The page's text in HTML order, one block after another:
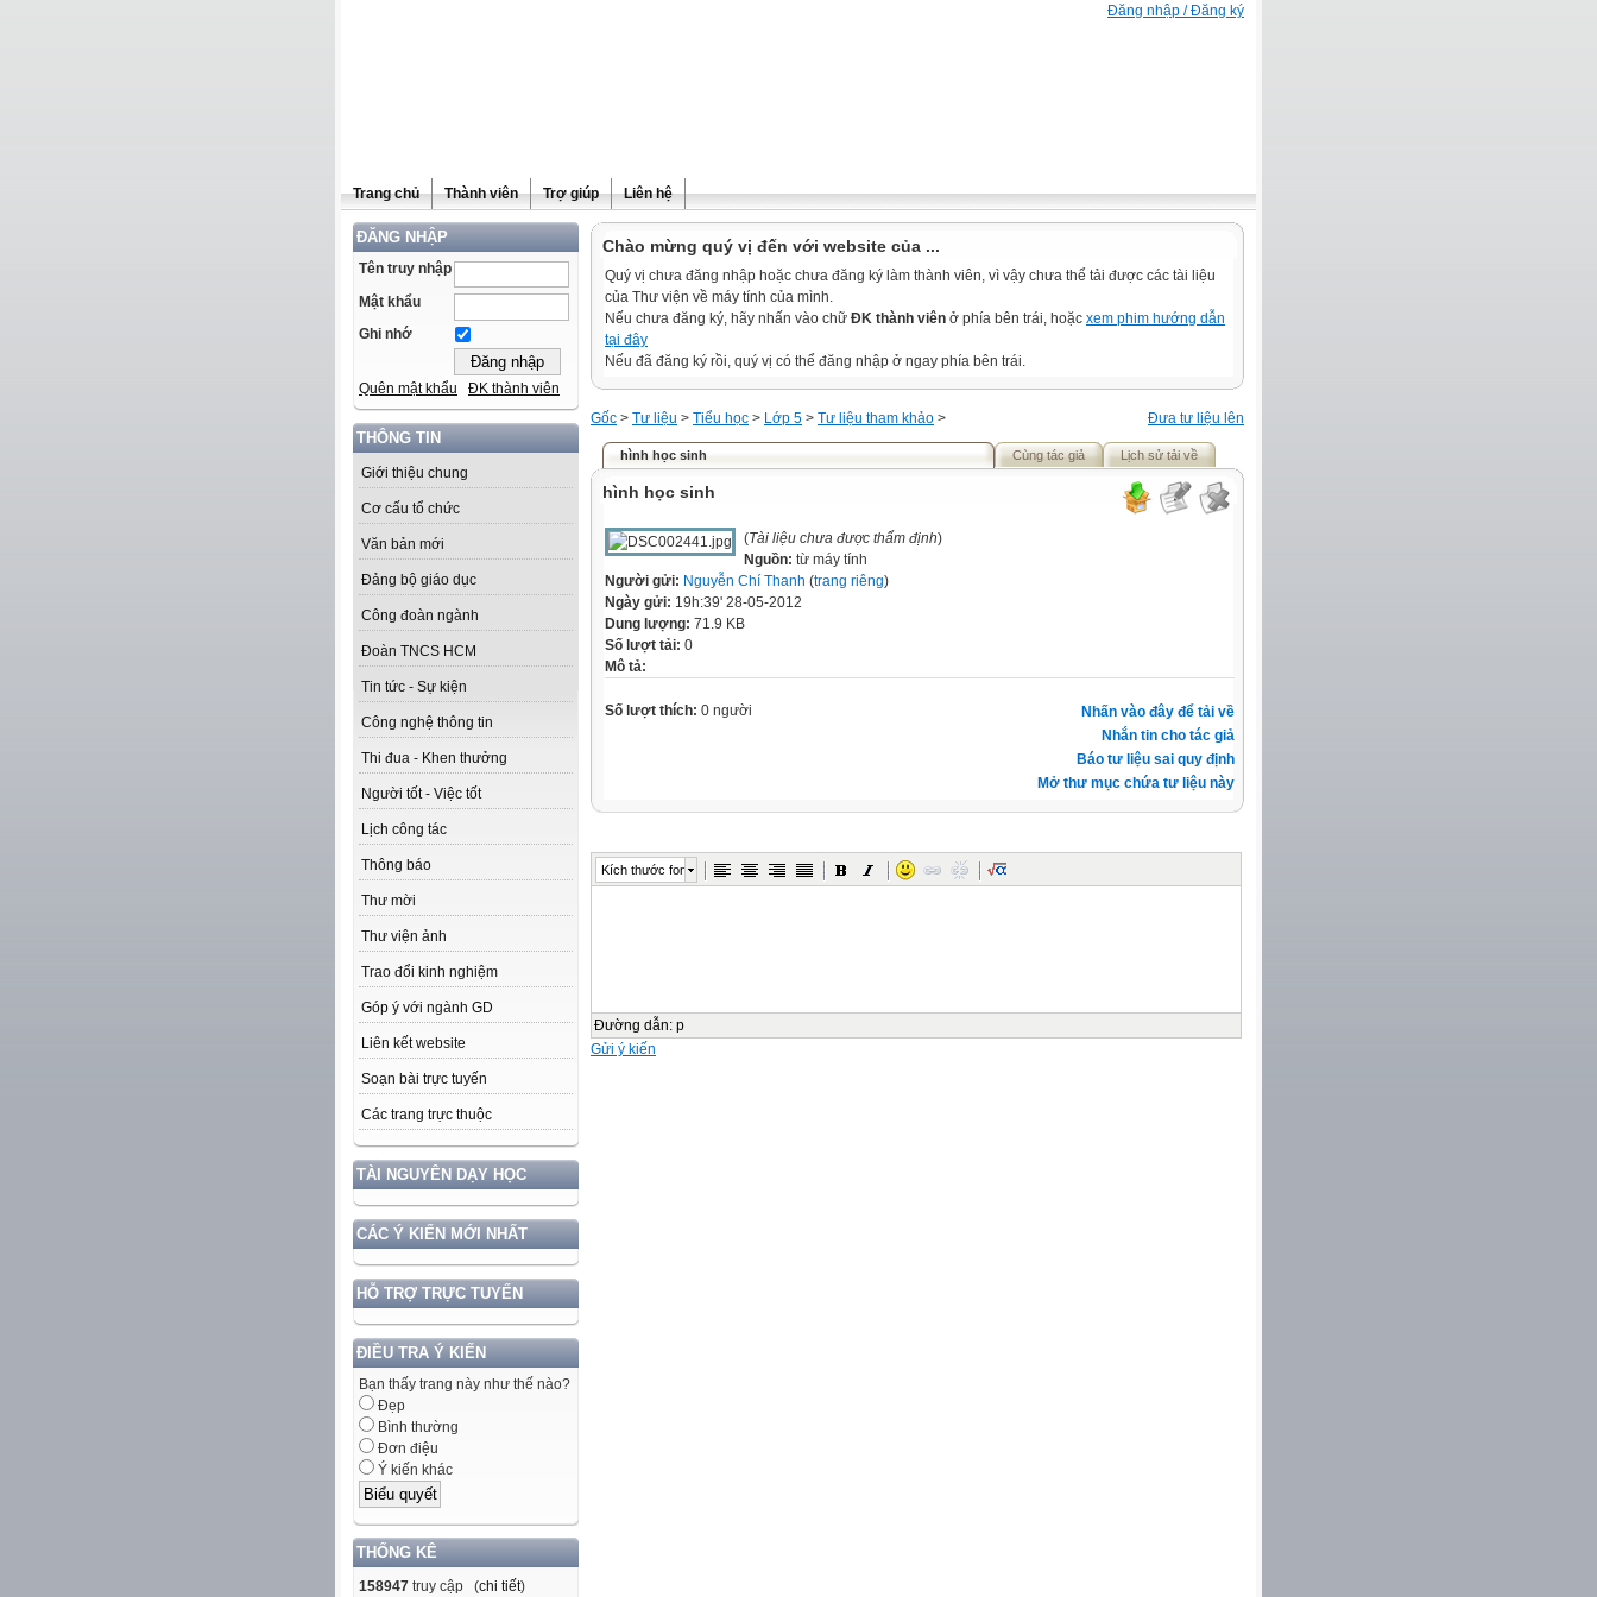
Đăng nhập / Đăng ký
Trang chủ Thành viên Trợ giúp Liên hệ
ĐĂNG NHẬP
Tên truy nhập
Mật khẩu
Ghi nhớ
Quên mật khẩu ĐK thành viên
THÔNG TIN
Giới thiệu chung
Cơ cấu tổ chức
Văn bản mới
Đảng bộ giáo dục
Công đoàn ngành
Đoàn TNCS HCM
Tin tức - Sự kiện
Công nghệ thông tin
Thi đua - Khen thưởng
Người tốt - Việc tốt
Lịch công tác
Thông báo
Thư mời
Thư viện ảnh
Trao đổi kinh nghiệm
Góp ý với ngành GD
Liên kết website
Soạn bài trực tuyến
Các trang trực thuộc
TÀI NGUYÊN DẠY HỌC
CÁC Ý KIẾN MỚI NHẤT
HỖ TRỢ TRỰC TUYẾN
ĐIỀU TRA Ý KIẾN
Bạn thấy trang này như thế nào?
Đẹp
Bình thường
Đơn điệu
Ý kiến khác
THỐNG KÊ
158947 truy cập (chi tiết)
Chào mừng quý vị đến với website của ...
Quý vị chưa đăng nhập hoặc chưa đăng ký làm thành viên, vì vậy chưa thể tải được các tài liệu
của Thư viện về máy tính của mình.
Nếu chưa đăng ký, hãy nhấn vào chữ ĐK thành viên ở phía bên trái, hoặc xem phim hướng dẫn
tại đây
Nếu đã đăng ký rồi, quý vị có thể đăng nhập ở ngay phía bên trái.
Đưa tư liệu lên
Gốc > Tư liệu > Tiểu học > Lớp 5 > Tư liệu tham khảo >
hình học sinh Cùng tác giả Lịch sử tải về
hình học sinh
(Tài liệu chưa được thẩm định)
Nguồn: từ máy tính
Người gửi: Nguyễn Chí Thanh (trang riêng)
Ngày gửi: 19h:39' 28-05-2012
Dung lượng: 71.9 KB
Số lượt tải: 0
Mô tả:
Nhấn vào đây để tải về
Nhắn tin cho tác giả
Báo tư liệu sai quy định
Mở thư mục chứa tư liệu này
Số lượt thích: 0 người
Kích thước font
Đường dẫn: p
Gửi ý kiến